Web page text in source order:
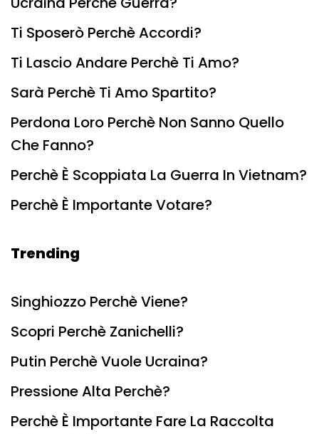
Ti Sposerò Perchè Accordi?
Ti Lascio Andare Perchè Ti Amo?
Sarà Perchè Ti Amo Spartito?
Perdona Loro Perchè Non Sanno Quello
Che Fanno?
Perchè È Scoppiata La Guerra In Vietnam?
Perchè È Importante Votare?
Trending
Singhiozzo Perchè Viene?
Scopri Perchè Zanichelli?
Putin Perchè Vuole Ucraina?
Pressione Alta Perchè?
Perchè È Importante Fare La Raccolta